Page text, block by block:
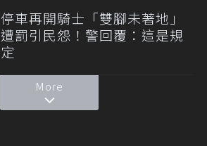
停車再開騎士「雙腳未著地」
遭罰引民怨！警回覆：這是規
定
More